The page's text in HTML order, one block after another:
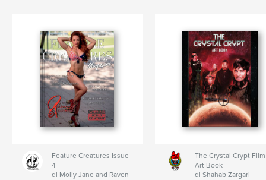
Feature Creatures Issue
4
di Molly Jane and Raven
The Crystal Crypt Film
Art Book
di Shahab Zargari